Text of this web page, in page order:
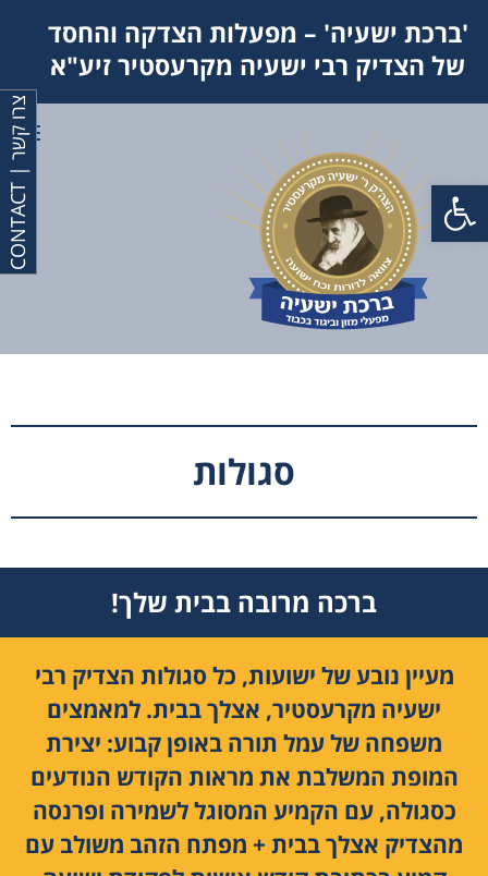
פתח סרגל נגישות
'ברכת ישעיה' – מפעלות הצדקה והחסד
של הצדיק רבי ישעיה מקרעסטיר זיע"א
סגולות
ברכה מרובה בבית שלך!
מעיין נובע של ישועות, כל סגולות הצדיק רבי
ישעיה מקרעסטיר, אצלך בבית. למאמצים
משפחה של עמל תורה באופן קבוע: יצירת
המופת המשלבת את מראות הקודש הנודעים
כסגולה, עם הקמיע המסוגל לשמירה ופרנסה
מהצדיק אצלך בבית + מפתח הזהב משולב עם
צ
ר
ו
ק
ש
ר
|
C
O
N
T
A
C
T